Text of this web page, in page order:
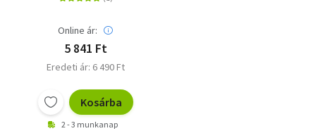
Online ár:
5 841 Ft
Eredeti ár: 6 490 Ft
Kosárba
2 - 3 munkanap